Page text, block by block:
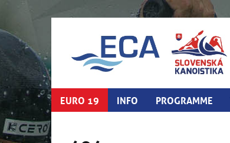
EURO 19 INFO PROGRAMME